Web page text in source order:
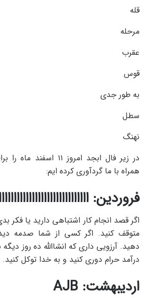
قله
مرحله
عقرب
قوس
به طور جدی
سطل
نهنگ
در زیر فال ابجد امروز
همراه با ما گردآوری کرده ایم:
فروردین:
اگر قصد انجام کار اشتباهی دارید یا فکر
متوقف کنید. اگر کسی از شما صدمه
دهید. آرزویی داری که انشاالله ده روز
درآمد حرام دوری کنید و به خدا توکل کنید.
اردیبهشت: AJB